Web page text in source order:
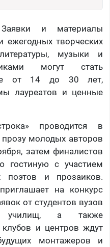
и материалы
ежегодных творческих
музыки и
могут стать
от 14 до 30 лет,
лауреатов и ценные
проводится в
прозу молодых авторов
затем финалистов
гостиную с участием
поэтов и прозаиков.
на конкурс
от студентов вузов
училищ, а также
клубов и центров ждут
монтажеров и